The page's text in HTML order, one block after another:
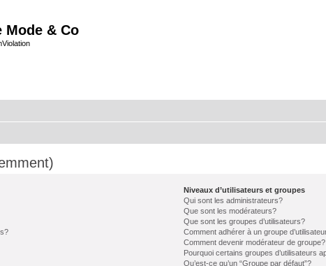
Mode & Co
Niveaux d’utilisateurs et groupes
Qui sont les administrateurs?
Que sont les modérateurs?
Que sont les groupes d’utilisateurs?
Comment adhérer à un groupe
Comment devenir modérateur de groupe?
Pourquoi certains groupes d’utilisateurs
Qu’est-ce qu’un “Groupe par défaut”?